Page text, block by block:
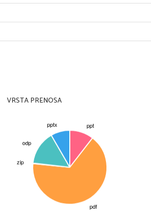
ali brez pristopa zraka, tako
pretvarja v lesno oglje in to v
VRSTA PRENOSA